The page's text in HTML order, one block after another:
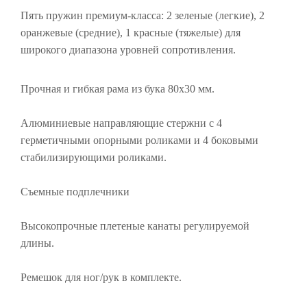
Пять пружин премиум-класса: 2 зеленые (легкие), 2
оранжевые (средние), 1 красные (тяжелые) для
широкого диапазона уровней сопротивления.
Прочная и гибкая рама из бука 80x30 мм.
Алюминиевые направляющие стержни с 4
герметичными опорными роликами и 4 боковыми
стабилизирующими роликами.
Съемные подплечники
Высокопрочные плетеные канаты регулируемой
длины.
Ремешок для ног/рук в комплекте.